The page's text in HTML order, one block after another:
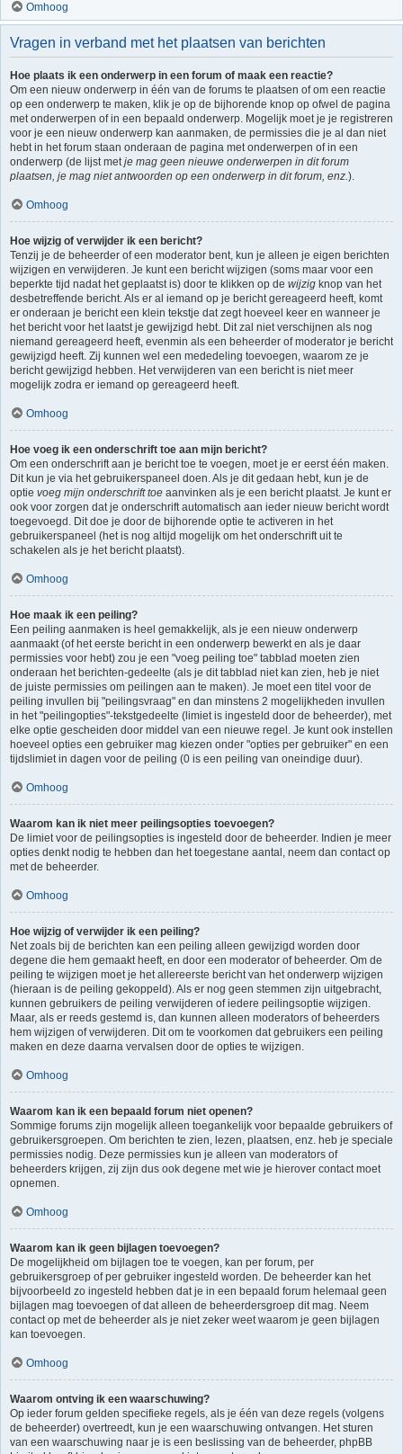
Omhoog
Vragen in verband met het plaatsen van berichten
Hoe plaats ik een onderwerp in een forum of maak een reactie?
Om een nieuw onderwerp in één van de forums te plaatsen of om een reactie
op een onderwerp te maken, klik je op de bijhorende knop op ofwel de pagina
met onderwerpen of in een bepaald onderwerp. Mogelijk moet je je registreren
voor je een nieuw onderwerp kan aanmaken, de permissies die je al dan niet
hebt in het forum staan onderaan de pagina met onderwerpen of in een
onderwerp (de lijst metje mag geen nieuwe onderwerpen in dit forum
plaatsen, je mag niet antwoorden op een onderwerp in dit forum, enz.).
Omhoog
Hoe wijzig of verwijder ik een bericht?
Tenzij je de beheerder of een moderator bent, kun je alleen je eigen berichten
wijzigen en verwijderen. Je kunt een bericht wijzigen (soms maar voor een
beperkte tijd nadat het geplaatst is) door te klikken op de wijzig knop van het
desbetreffende bericht. Als er al iemand op je bericht gereageerd heeft, komt
er onderaan je bericht een klein tekstje dat zegt hoeveel keer en wanneer je
het bericht voor het laatst je gewijzigd hebt. Dit zal niet verschijnen als nog
niemand gereageerd heeft, evenmin als een beheerder of moderator je bericht
gewijzigd heeft. Zij kunnen wel een mededeling toevoegen, waarom ze je
bericht gewijzigd hebben. Het verwijderen van een bericht is niet meer
mogelijk zodra er iemand op gereageerd heeft.
Omhoog
Hoe voeg ik een onderschrift toe aan mijn bericht?
Om een onderschrift aan je bericht toe te voegen, moet je er eerst één maken.
Dit kun je via het gebruikerspaneel doen. Als je dit gedaan hebt, kun je de
optie voeg mijn onderschrift toe aanvinken als je een bericht plaatst. Je kunt er
ook voor zorgen dat je onderschrift automatisch aan ieder nieuw bericht wordt
toegevoegd. Dit doe je door de bijhorende optie te activeren in het
gebruikerspaneel (het is nog altijd mogelijk om het onderschrift uit te
schakelen als je het bericht plaatst).
Omhoog
Hoe maak ik een peiling?
Een peiling aanmaken is heel gemakkelijk, als je een nieuw onderwerp
aanmaakt (of het eerste bericht in een onderwerp bewerkt en als je daar
permissies voor hebt) zou je een "voeg peiling toe" tabblad moeten zien
onderaan het berichten-gedeelte (als je dit tabblad niet kan zien, heb je niet
de juiste permissies om peilingen aan te maken). Je moet een titel voor de
peiling invullen bij "peilingsvraag" en dan minstens 2 mogelijkheden invullen
in het "peilingopties"-tekstgedeelte (limiet is ingesteld door de beheerder), met
elke optie gescheiden door middel van een nieuwe regel. Je kunt ook instellen
hoeveel opties een gebruiker mag kiezen onder "opties per gebruiker" en een
tijdslimiet in dagen voor de peiling (0 is een peiling van oneindige duur).
Omhoog
Waarom kan ik niet meer peilingsopties toevoegen?
De limiet voor de peilingsopties is ingesteld door de beheerder. Indien je meer
opties denkt nodig te hebben dan het toegestane aantal, neem dan contact op
met de beheerder.
Omhoog
Hoe wijzig of verwijder ik een peiling?
Net zoals bij de berichten kan een peiling alleen gewijzigd worden door
degene die hem gemaakt heeft, en door een moderator of beheerder. Om de
peiling te wijzigen moet je het allereerste bericht van het onderwerp wijzigen
(hieraan is de peiling gekoppeld). Als er nog geen stemmen zijn uitgebracht,
kunnen gebruikers de peiling verwijderen of iedere peilingsoptie wijzigen.
Maar, als er reeds gestemd is, dan kunnen alleen moderators of beheerders
hem wijzigen of verwijderen. Dit om te voorkomen dat gebruikers een peiling
maken en deze daarna vervalsen door de opties te wijzigen.
Omhoog
Waarom kan ik een bepaald forum niet openen?
Sommige forums zijn mogelijk alleen toegankelijk voor bepaalde gebruikers of
gebruikersgroepen. Om berichten te zien, lezen, plaatsen, enz. heb je speciale
permissies nodig. Deze permissies kun je alleen van moderators of
beheerders krijgen, zij zijn dus ook degene met wie je hierover contact moet
opnemen.
Omhoog
Waarom kan ik geen bijlagen toevoegen?
De mogelijkheid om bijlagen toe te voegen, kan per forum, per
gebruikersgroep of per gebruiker ingesteld worden. De beheerder kan het
bijvoorbeeld zo ingesteld hebben dat je in een bepaald forum helemaal geen
bijlagen mag toevoegen of dat alleen de beheerdersgroep dit mag. Neem
contact op met de beheerder als je niet zeker weet waarom je geen bijlagen
kan toevoegen.
Omhoog
Waarom ontving ik een waarschuwing?
Op ieder forum gelden specifieke regels, als je één van deze regels (volgens
de beheerder) overtreedt, kun je een waarschuwing ontvangen. Het sturen
van een waarschuwing naar je is een beslissing van de beheerder, phpBB